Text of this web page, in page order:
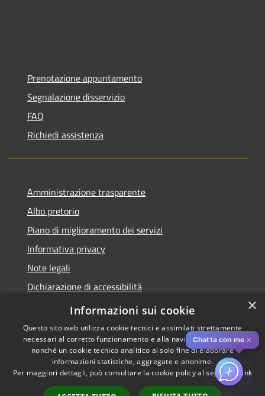
Prenotazione appuntamento
Segnalazione disservizio
FAQ
Richiedi assistenza
Amministrazione trasparente
Albo pretorio
Piano di miglioramento dei servizi
Informativa privacy
Note legali
Dichiarazione di accessibilità
Obiettivi di accessibilità per l'anno 2025
Accessibilità
Copyright © 2026 • Comune di
Rozzano • Powered by
Chatta con me ✕
×
Informazioni sui cookie
Questo sito web utilizza cookie tecnici e assimilati strettamente
necessari al corretto funzionamento e alla navigazione del sito,
nonché un cookie tecnico analitico al solo fine di elaborare
informazioni statistiche, aggregate e anonime.
Per maggiori dettagli, può consultare la cookie policy al seguente link